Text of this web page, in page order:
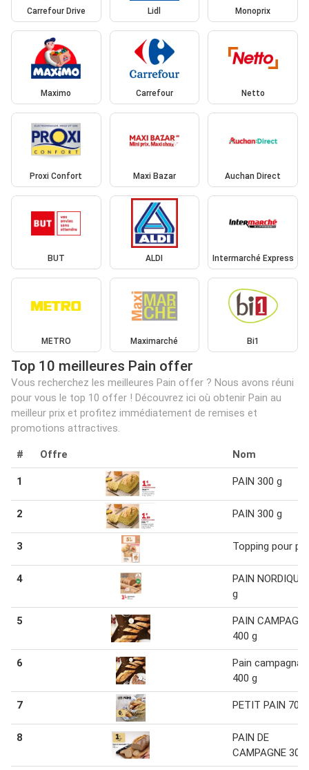
Carrefour Drive Lidl Monoprix
Maximo Carrefour Netto
Proxi Confort Maxi Bazar Auchan Direct
BUT ALDI Intermarché Express
METRO Maximarché Bi1
Top 10 meilleures Pain offer
Vous recherchez les meilleures Pain offer ? Nous avons réuni
pour vous le top 10 offer ! Découvrez ici où obtenir Pain au
meilleur prix et profitez immédiatement de remises et
promotions attractives.
# Offre Nom
1 PAIN 300 g
2 PAIN 300 g
3 Topping pour
4
PAIN NORDIQUE
g
5
PAIN
400 g
6
Pain
400 g
7 PETIT PAIN 70 g
8
PAIN DE
CAMPAGNE 300